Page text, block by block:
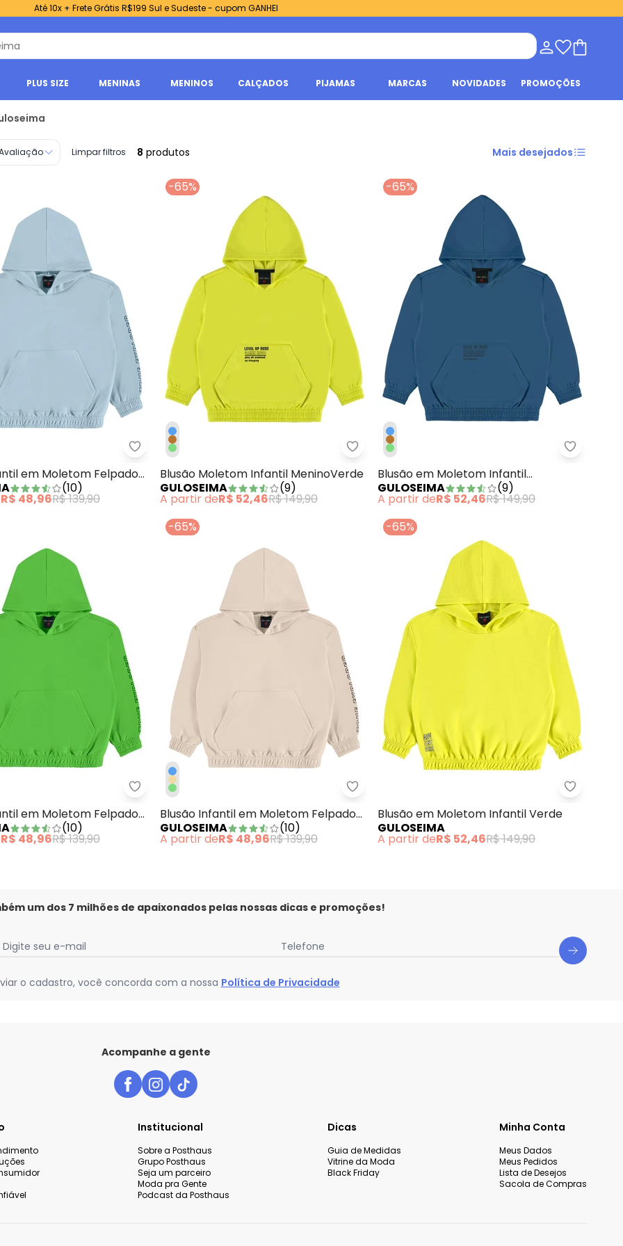
Até 10x + Frete Grátis R$199 Sul e Sudeste - cupom GANHEI
PLUS SIZE MENINAS MENINOS CALÇADOS PIJAMAS MARCAS NOVIDADES PROMOÇÕES
Limpar filtros 8 produtos Mais desejados
Moletom Infantil MeninoMarromGuloseima - Blusão Infantil em Moletom Felpado Azul
em Moletom Felpado
(10)
R$ 48,96R$ 139,90
-65%
Guloseima - Blusão Moletom Infantil
Blusão Moletom Infantil MeninoVerde
GULOSEIMA
(9)
A partir deR$ 52,46R$ 149,90
-65%
Blusão em Moletom Infantil
MeninoAzul
GULOSEIMA (9)
A partir deR$ 52,46R$ 149,90
Infantil para Menino VerdeGuloseima - Blusão Infantil em Moletom Felpado Verde
em Moletom Felpado
(10)
R$ 48,96R$ 139,90
-65%
Guloseima - Blusão Infantil em Moletom Felpado
Blusão Infantil em Moletom Felpado
Bege
GULOSEIMA (10)
A partir deR$ 48,96R$ 139,90
-65%
Blusão em Moletom Infantil Verde
GULOSEIMA
A partir deR$ 52,46R$ 149,90
um dos 7 milhões de apaixonados pelas nossas dicas e promoções!
Digite seu e-mail Telefone
o cadastro, você concorda com a nossa Política de Privacidade
Acompanhe a gente
Institucional
Sobre a Posthaus
Grupo Posthaus
Seja um parceiro
Moda pra Gente
Podcast da Posthaus
Dicas
Guia de Medidas
Vitrine da Moda
Black Friday
Minha Conta
Meus Dados
Meus Pedidos
Lista de Desejos
Sacola de Compras